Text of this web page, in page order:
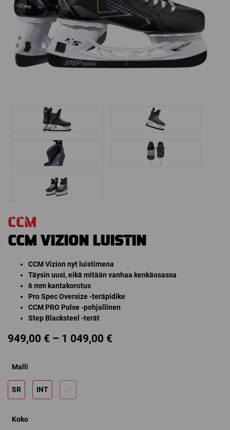
CCM
CCM VIZION LUISTIN
CCM Vizion nyt luistimena
Täysin uusi, eikä mitään vanhaa kenkäosassa
6 mm kantakorotus
Pro Spec Oversize -teräpidike
CCM PRO Pulse -pohjallinen
Step Blacksteel -terät
949,00 € – 1 049,00 €
Malli
SR INT
Koko